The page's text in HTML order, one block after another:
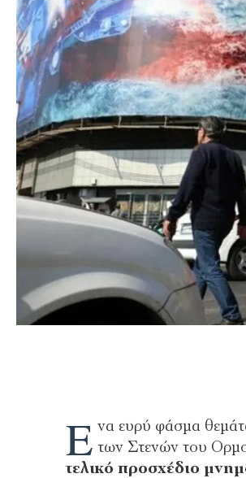
Έ να ευρύ φάσμα
των Στενών του
τελικό προσχέδιο